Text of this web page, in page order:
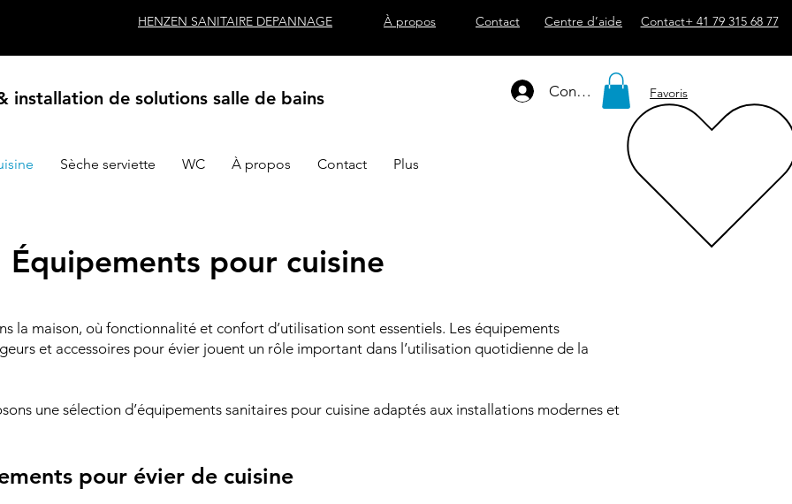
HENZEN SANITAIRE DEPANNAGE À propos Contact Centre d’aide Contact+ 41 79 315 68 77
Connexion Favoris
installation de solutions salle de bains
Sèche serviette WC À propos Contact Plus
Équipements pour cuisine
la maison, où fonctionnalité et confort d’utilisation sont essentiels. Les équipements
et accessoires pour évier jouent un rôle important dans l’utilisation quotidienne de la
une sélection d’équipements sanitaires pour cuisine adaptés aux installations modernes et
pour évier de cuisine